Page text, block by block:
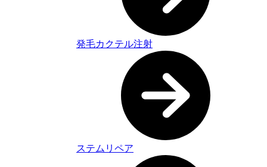
発毛カクテル注射
ステムリペア